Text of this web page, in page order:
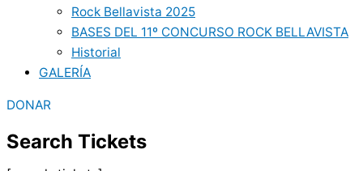
Rock Bellavista 2025
BASES DEL 11º CONCURSO ROCK BELLAVISTA
Historial
GALERÍA
DONAR
Search Tickets